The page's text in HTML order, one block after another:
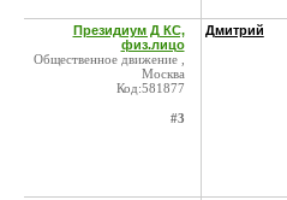
Президиум Д КС,
физ.лицо
Общественное движение ,
Москва
Код:581877
#3
Дмитрий